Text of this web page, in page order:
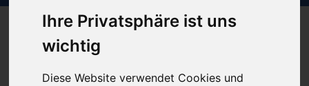
Ihre Privatsphäre ist uns
wichtig
Diese Website verwendet Cookies und
Produkt empfehlen